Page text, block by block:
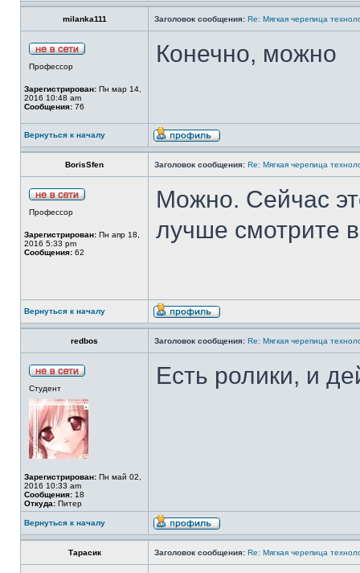
milanka111 Заголовок сообщения: Re: Mягкая черепица
Профессор
Зарегистрирован: Пн мар 14,
2016 10:48 am
Сообщения: 76
Конечно, можно
Вернуться к началу
BorisSfen Заголовок сообщения: Re: Mягкая черепица
Профессор
Зарегистрирован: Пн апр 18,
2016 5:33 pm
Сообщения: 62
Можно. Сейчас
лучше смотрите
Вернуться к началу
redbos Заголовок сообщения: Re: Mягкая черепица
Студент
Зарегистрирован: Пн май 02,
2016 10:33 am
Сообщения: 18
Откуда: Питер
Есть ролики, и
Вернуться к началу
Тарасик Заголовок сообщения: Re: Mягкая черепица